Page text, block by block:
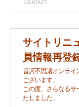
CONTACT
サイトリニ
員情報再登
旨訶不思議オンライ
ございます。
この度、さらなる
たしました。